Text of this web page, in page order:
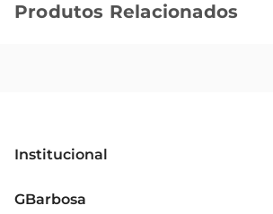
Este Cabernet Sauvignon se
macios tornam cada gole uma
Harmonização Perfeita
Produtos Relacionados
Institucional
Grupo Cencosud
GBarbosa